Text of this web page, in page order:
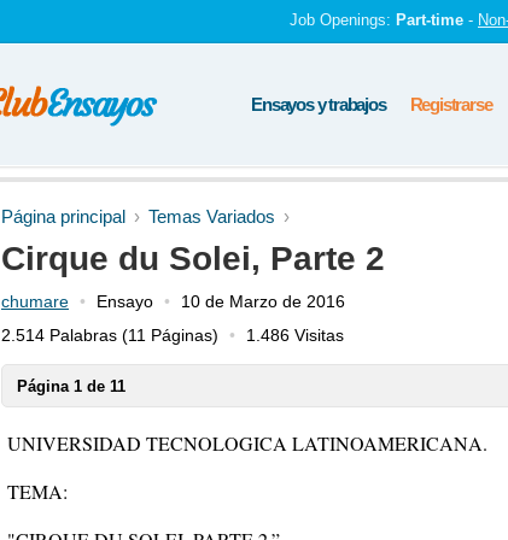
Job Openings: Part-time -
Ensayos y trabajos Registrarse
Página principal Temas Variados
Cirque du Solei, Parte 2
chumare Ensayo
10 de Marzo de 2016
2.514 Palabras (11 Páginas) 1.486 Visitas
Página 1 de 11
UNIVERSIDAD TECNOLOGICA LATINOAMERICANA.
TEMA: